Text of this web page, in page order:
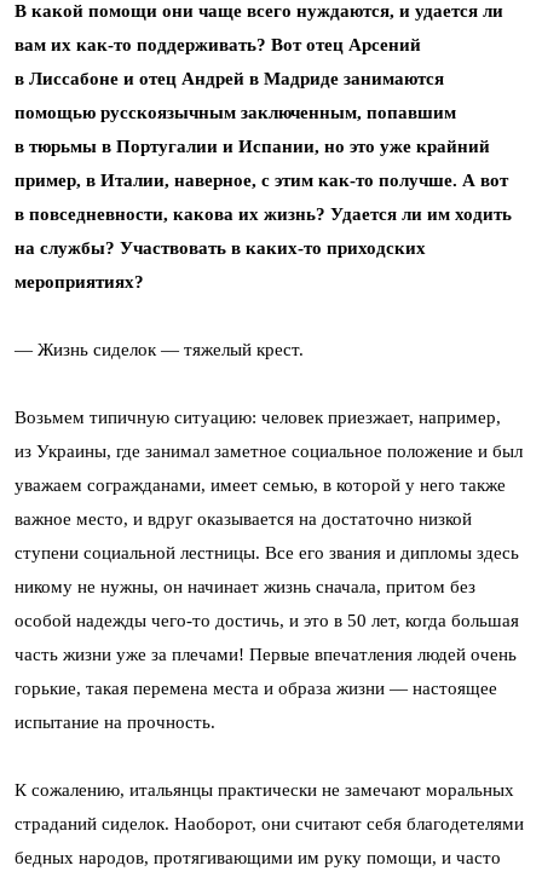
В какой помощи они чаще всего нуждаются, и удается ли
вам их как-то поддерживать? Вот отец Арсений
в Лиссабоне и отец Андрей в Мадриде занимаются
помощью русскоязычным заключенным, попавшим
в тюрьмы в Португалии и Испании, но это уже крайний
пример, в Италии, наверное, с этим как-то получше. А вот
в повседневности, какова их жизнь? Удается ли им ходить
на службы? Участвовать в каких-то приходских
мероприятиях?
— Жизнь сиделок — тяжелый крест.
Возьмем типичную ситуацию: человек приезжает, например,
из Украины, где занимал заметное социальное положение и был
уважаем согражданами, имеет семью, в которой у него также
важное место, и вдруг оказывается на достаточно низкой
ступени социальной лестницы. Все его звания и дипломы здесь
никому не нужны, он начинает жизнь сначала, притом без
особой надежды чего-то достичь, и это в 50 лет, когда большая
часть жизни уже за плечами! Первые впечатления людей очень
горькие, такая перемена места и образа жизни — настоящее
испытание на прочность.
К сожалению, итальянцы практически не замечают моральных
страданий сиделок. Наоборот, они считают себя благодетелями
бедных народов, протягивающими им руку помощи, и часто